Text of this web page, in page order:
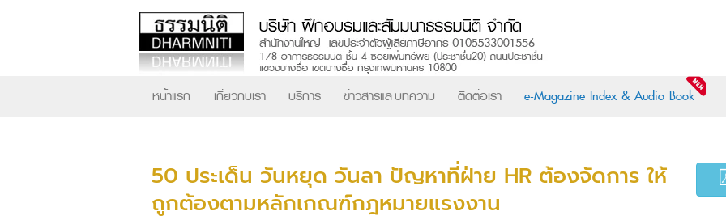
หน้าแรก เกี่ยวกับเรา บริการ ข่าวสารและบทความ ติดต่อเรา e-Magazine Index & Audio Book
50 ประเด็น วันหยุด วันลา ปัญหาที่ฝ่าย HR ต้องจัดการ ให้
ถูกต้องตามหลักเกณฑ์กฎหมายแรงงาน